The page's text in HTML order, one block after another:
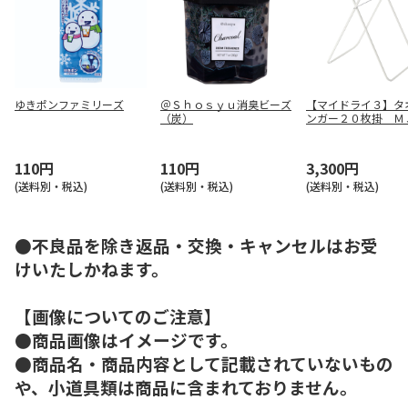
ゆきポンファミリーズ
110円
(送料別・税込)
＠Ｓｈｏｓｙｕ消臭ビーズ
（炭）
110円
(送料別・税込)
【マイドライ３】
ンガー２０枚掛 Ｍ
3,300円
(送料別・税込)
●不良品を除き返品・交換・キャンセルはお受
けいたしかねます。
【画像についてのご注意】
●商品画像はイメージです。
●商品名・商品内容として記載されていないもの
や、小道具類は商品に含まれておりません。